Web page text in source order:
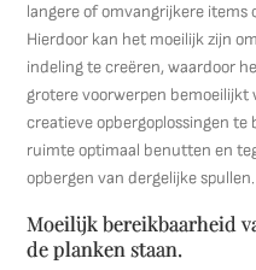
langere of omvangrijkere items
Hierdoor kan het moeilijk zijn
indeling te creëren, waardoor
grotere voorwerpen bemoeilijkt
creatieve opbergoplossingen
ruimte optimaal benutten en
opbergen van dergelijke spullen.
Moeilijk bereikbaarheid
de planken staan.